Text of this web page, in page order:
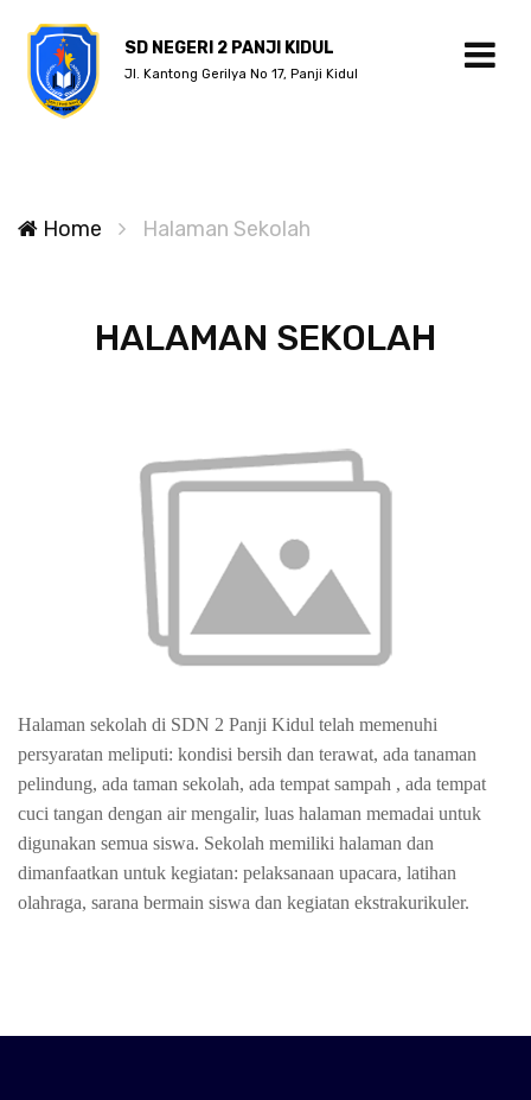
SD NEGERI 2 PANJI KIDUL
Jl. Kantong Gerilya No 17, Panji Kidul
Home Halaman Sekolah
HALAMAN SEKOLAH
Halaman sekolah di SDN 2 Panji Kidul telah memenuhi
persyaratan meliputi: kondisi bersih dan terawat, ada tanaman
pelindung, ada taman sekolah, ada tempat sampah , ada tempat
cuci tangan dengan air mengalir, luas halaman memadai untuk
digunakan semua siswa. Sekolah memiliki halaman dan
dimanfaatkan untuk kegiatan: pelaksanaan upacara, latihan
olahraga, sarana bermain siswa dan kegiatan ekstrakurikuler.